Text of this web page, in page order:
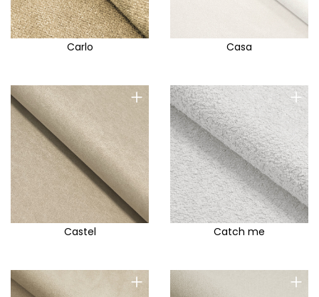
Carlo Casa
+
Castel
+
Catch me
+ +